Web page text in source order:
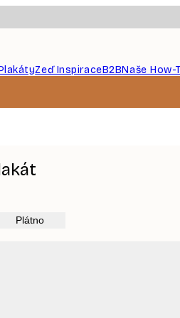
Zeď InspiraceB2BNaše How-
Plátno